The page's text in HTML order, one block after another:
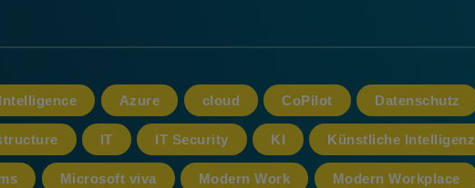
Azure cloud CoPilot Datenschutz
IT IT Security KI Künstliche Intelligenz
Microsoft viva Modern Work Modern Workplace